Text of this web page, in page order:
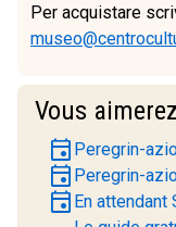
Per acquistare
Vous
event Peregrin-
event Peregrin-
event En attendant